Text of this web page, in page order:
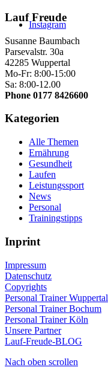
Instagram
Lauf Freude
Susanne Baumbach
Parsevalstr. 30a
42285 Wuppertal
Mo-Fr: 8:00-15:00
Sa: 8:00-12.00
Phone 0177 8426600
Kategorien
Alle Themen
Ernährung
Gesundheit
Laufen
Leistungssport
News
Personal
Trainingstipps
Inprint
Impressum
Datenschutz
Copyrights
Personal Trainer Wuppertal
Personal Trainer Bochum
Personal Trainer Köln
Unsere Partner
Lauf-Freude-BLOG
Nach oben scrollen